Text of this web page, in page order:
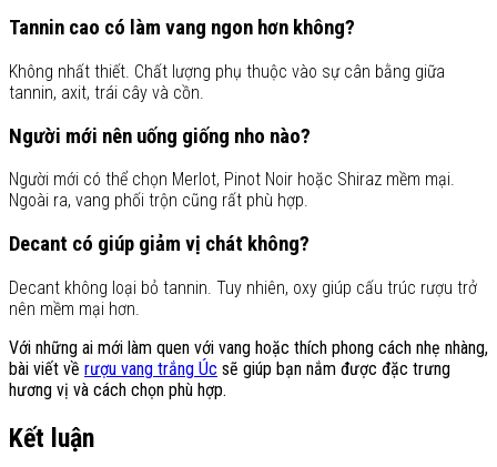
Tannin cao có làm vang ngon hơn không?
Không nhất thiết. Chất lượng phụ thuộc vào sự cân bằng giữa
tannin, axit, trái cây và cồn.
Người mới nên uống giống nho nào?
Người mới có thể chọn Merlot, Pinot Noir hoặc Shiraz mềm mại.
Ngoài ra, vang phối trộn cũng rất phù hợp.
Decant có giúp giảm vị chát không?
Decant không loại bỏ tannin. Tuy nhiên, oxy giúp cấu trúc rượu trở
nên mềm mại hơn.
Với những ai mới làm quen với vang hoặc thích phong cách nhẹ nhàng,
bài viết về rượu vang trắng Úc sẽ giúp bạn nắm được đặc trưng
hương vị và cách chọn phù hợp.
Kết luận